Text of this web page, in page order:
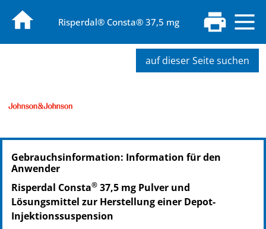
Risperdal® Consta® 37,5 mg
auf dieser Seite suchen
PZN: 02650067
PPN: 110265006745
NTIN: 04150026500674
PZN: 00822788
PPN: 110082278839
NTIN: 04150008227889
Gebrauchsinformation: Information für den
Anwender
Risperdal Consta® 37,5 mg Pulver und
Lösungsmittel zur Herstellung einer Depot-
Injektionssuspension